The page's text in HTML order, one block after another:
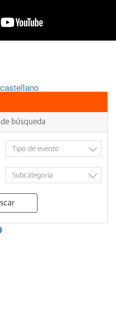
castellano